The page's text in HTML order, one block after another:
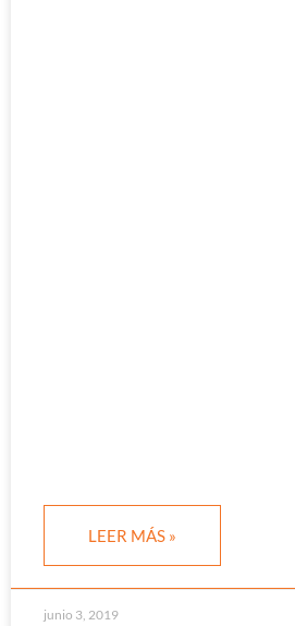
LEER MÁS »
junio 3, 2019